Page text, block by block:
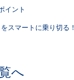
イント
スマートに乗り切る！
へ